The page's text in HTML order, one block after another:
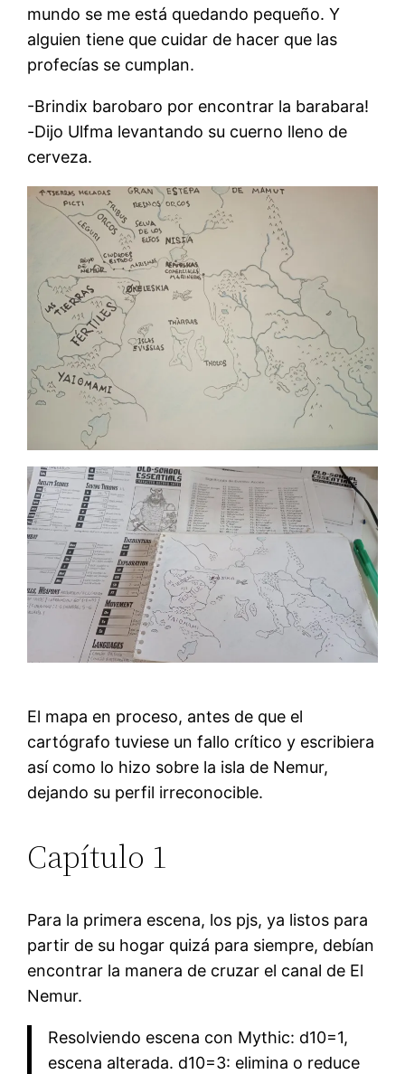
mundo se me está quedando pequeño. Y
alguien tiene que cuidar de hacer que las
profecías se cumplan.
-Brindix barobaro por encontrar la barabara!
-Dijo Ulfma levantando su cuerno lleno de
cerveza.
El mapa en proceso, antes de que el
cartógrafo tuviese un fallo crítico y escribiera
así como lo hizo sobre la isla de Nemur,
dejando su perfil irreconocible.
Capítulo 1
Para la primera escena, los pjs, ya listos para
partir de su hogar quizá para siempre, debían
encontrar la manera de cruzar el canal de El
Nemur.
Resolviendo escena con Mythic: d10=1,
escena alterada. d10=3: elimina o reduce